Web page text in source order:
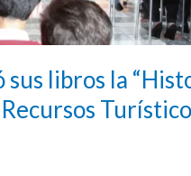
libros la